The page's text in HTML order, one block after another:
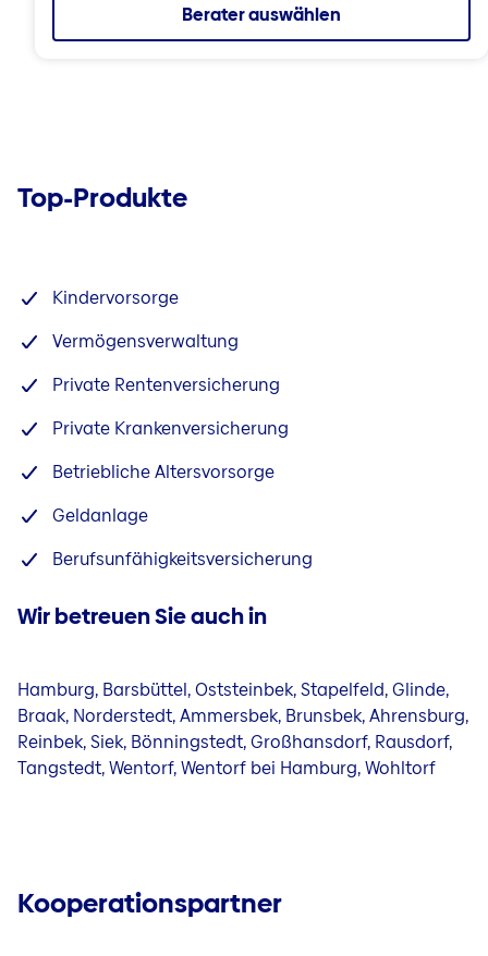
Berater auswählen
Top-Produkte
Kindervorsorge
Vermögensverwaltung
Private Rentenversicherung
Private Krankenversicherung
Betriebliche Altersvorsorge
Geldanlage
Berufsunfähigkeitsversicherung
Wir betreuen Sie auch in
Hamburg, Barsbüttel, Oststeinbek, Stapelfeld, Glinde,
Braak, Norderstedt, Ammersbek, Brunsbek, Ahrensburg,
Reinbek, Siek, Bönningstedt, Großhansdorf, Rausdorf,
Tangstedt, Wentorf, Wentorf bei Hamburg, Wohltorf
Kooperationspartner